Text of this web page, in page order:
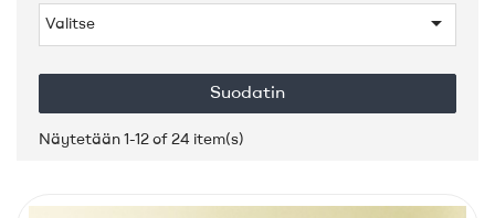
Valitse 
Suodatin
Näytetään 1-12 of 24 item(s)